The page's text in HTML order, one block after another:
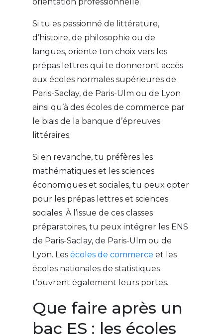
Si tu es passionné de littérature,
d’histoire, de philosophie ou de
langues, oriente ton choix vers les
prépas lettres qui te donneront accès
aux écoles normales supérieures de
Paris-Saclay, de Paris-Ulm ou de Lyon
ainsi qu’à des écoles de commerce par
le biais de la banque d’épreuves
littéraires.
Si en revanche, tu préfères les
mathématiques et les sciences
économiques et sociales, tu peux opter
pour les prépas lettres et sciences
sociales. À l’issue de ces classes
préparatoires, tu peux intégrer les ENS
de Paris-Saclay, de Paris-Ulm ou de
Lyon. Les écoles de commerce et les
écoles nationales de statistiques
t’ouvrent également leurs portes.
Que faire après un
bac ES : les écoles